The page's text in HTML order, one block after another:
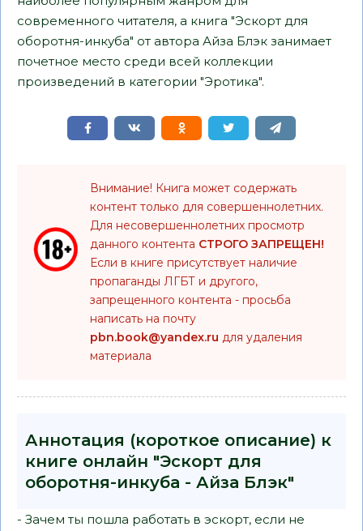
современного читателя, а книга "Эскорт для
оборотня-инкуба" от автора Айза Блэк занимает
почетное место среди всей коллекции
произведений в категории "Эротика".
Внимание! Книга может содержать
контент только для совершеннолетних.
Для несовершеннолетних просмотр
данного контента СТРОГО ЗАПРЕЩЕН!
Если в книге присутствует наличие
пропаганды ЛГБТ и другого,
запрещенного контента - просьба
написать на почту
pbn.book@yandex.ru для удаления
материала
Аннотация (короткое описание) к
книге онлайн "Эскорт для
оборотня-инкуба - Айза Блэк"
- Зачем ты пошла работать в эскорт, если не